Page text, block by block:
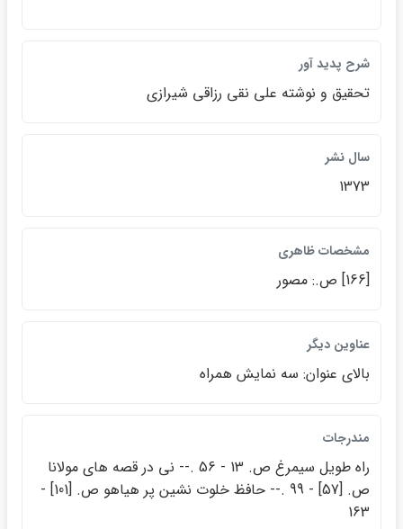
شرح پديد آور
تحقيق و نوشته علي نقي رزاقي شيرازي
سال نشر
1373
مشخصات ظاهري
[166] ص.: مصور
عناوين ديگر
بالاي عنوان: سه نمايش همراه
مندرجات
راه طويل سيمرغ ص. 13 - 56 .-- ني در قصه هاي مولانا
ص. [57] - 99 .-- حافظ خلوت نشين پر هياهو ص. [101] -
163